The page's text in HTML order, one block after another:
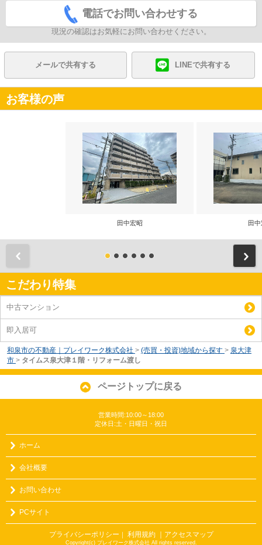
電話でお問い合わせする
現況の確認はお気軽にお問い合わせください。
メールで共有する LINEで共有する
お客様の声
田中宏昭 田
こだわり特集
中古マンション
即入居可
和泉市の不動産｜プレイワーク株式会社 > (売買・投資)地域から探す > 泉大津
市 > タイムス泉大津１階・リフォーム渡し
ページトップに戻る
営業時間:10:00～18:00
定休日:土・日曜日・祝日
ホーム
会社概要
お問い合わせ
PCサイト
プライバシーポリシー 利用規約 ｜アクセスマップ
Copyright(c) プレイワーク株式会社 All rights reserved.